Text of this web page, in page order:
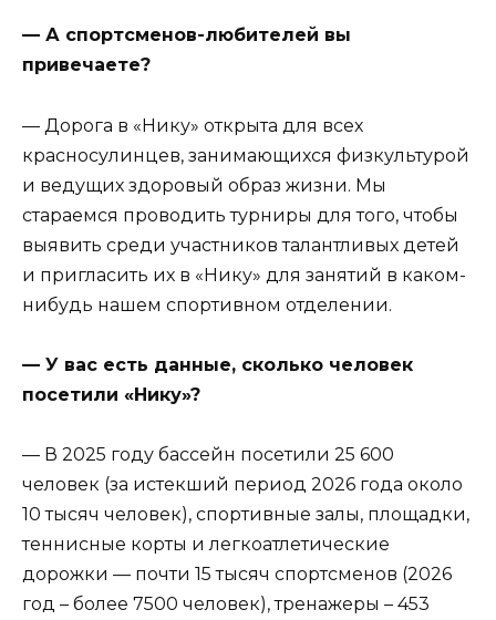
— А спортсменов-любителей вы
привечаете?
— Дорога в «Нику» открыта для всех
красносулинцев, занимающихся физкультурой
и ведущих здоровый образ жизни. Мы
стараемся проводить турниры для того, чтобы
выявить среди участников талантливых детей
и пригласить их в «Нику» для занятий в каком-
нибудь нашем спортивном отделении.
— У вас есть данные, сколько человек
посетили «Нику»?
— В 2025 году бассейн посетили 25 600
человек (за истекший период 2026 года около
10 тысяч человек), спортивные залы, площадки,
теннисные корты и легкоатлетические
дорожки — почти 15 тысяч спортсменов (2026
год – более 7500 человек), тренажеры – 453